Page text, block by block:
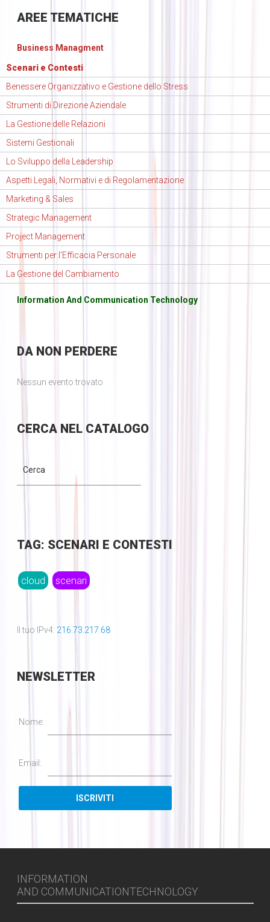
AREE TEMATICHE
Business Managment
Scenari e Contesti
Benessere Organizzativo e Gestione dello Stress
Strumenti di Direzione Aziendale
La Gestione delle Relazioni
Sistemi Gestionali
Lo Sviluppo della Leadership
Aspetti Legali, Normativi e di Regolamentazione
Marketing & Sales
Strategic Management
Project Management
Strumenti per l'Efficacia Personale
La Gestione del Cambiamento
Information And Communication Technology
DANON PERDERE
Nessun evento trovato
CERCANEL CATALOGO
TAG: SCENARI E CONTESTI
cloud scenari
Il tuo IPv4: 216.73.217.68
NEWSLETTER
Nome:
Email:
INFORMATION
AND COMMUNICATIONTECHNOLOGY